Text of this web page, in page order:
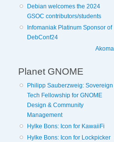
Debian welcomes the 2024
GSOC contributors/students
Infomaniak Platinum Sponsor of
DebConf24
Akoma
Planet GNOME
Philipp Sauberzweig: Sovereign
Tech Fellowship for GNOME
Design & Community
Management
Hylke Bons: Icon for KawaiiFi
Hylke Bons: Icon for Lockpicker